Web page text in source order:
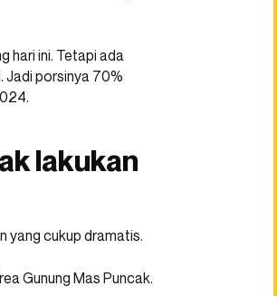
hari ini. Tetapi ada
Jadi porsinya 70%
lakukan
yang cukup dramatis.
Gunung Mas Puncak.